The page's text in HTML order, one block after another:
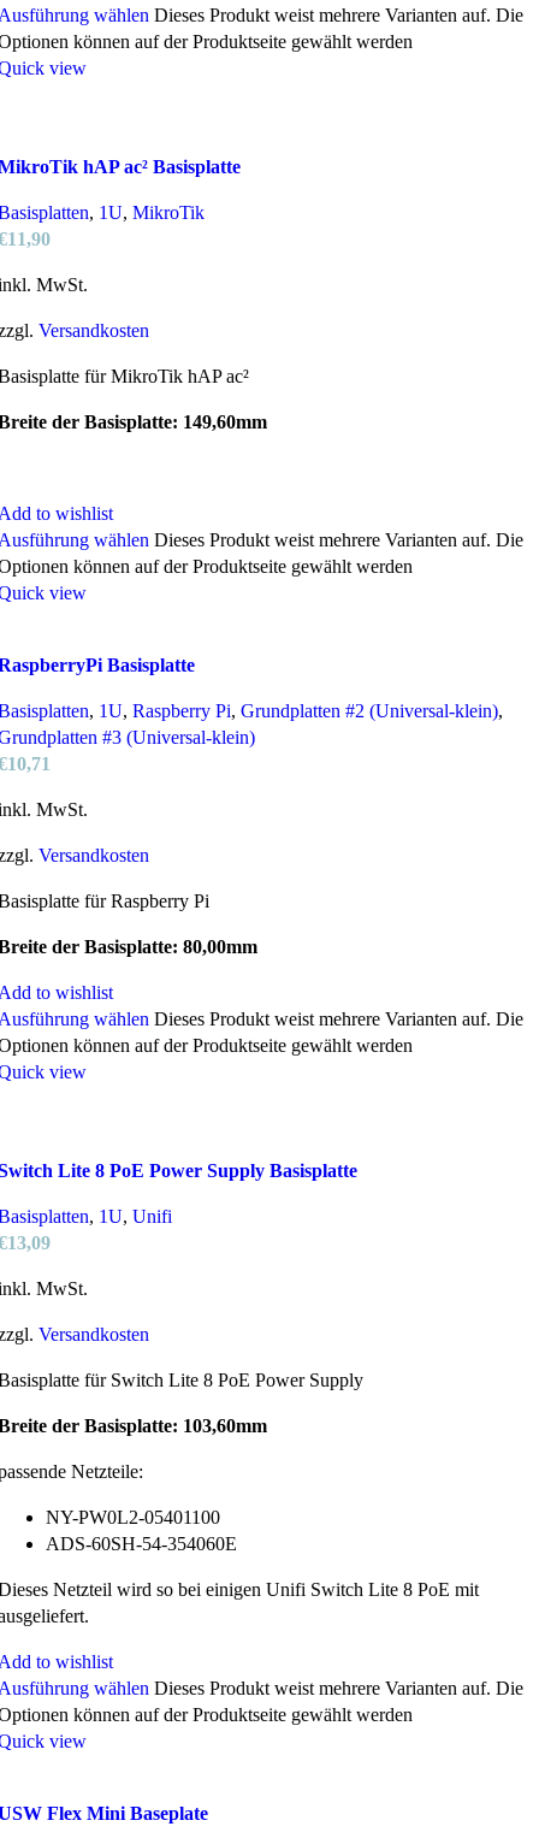
wählen Dieses Produkt weist mehrere Varianten auf. Die
können auf der Produktseite gewählt werden
view
hAP ac² Basisplatte
, 1U, MikroTik
11,90
MwSt.
Versandkosten
für MikroTik hAP ac²
der Basisplatte: 149,60mm
to wishlist
wählen Dieses Produkt weist mehrere Varianten auf. Die
können auf der Produktseite gewählt werden
view
Basisplatte
, 1U, Raspberry Pi, Grundplatten #2 (Universal-klein),
#3 (Universal-klein)
10,71
MwSt.
Versandkosten
für Raspberry Pi
der Basisplatte: 80,00mm
to wishlist
wählen Dieses Produkt weist mehrere Varianten auf. Die
können auf der Produktseite gewählt werden
view
Lite 8 PoE Power Supply Basisplatte
, 1U, Unifi
13,09
MwSt.
Versandkosten
für Switch Lite 8 PoE Power Supply
der Basisplatte: 103,60mm
Netzteile:
NY-PW0L2-05401100
ADS-60SH-54-354060E
Netzteil wird so bei einigen Unifi Switch Lite 8 PoE mit
to wishlist
wählen Dieses Produkt weist mehrere Varianten auf. Die
können auf der Produktseite gewählt werden
view
Flex Mini Baseplate